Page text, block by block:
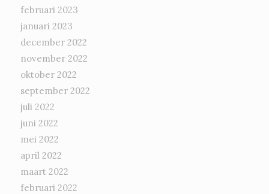
februari 2023
januari 2023
december 2022
november 2022
oktober 2022
september 2022
juli 2022
juni 2022
mei 2022
april 2022
maart 2022
februari 2022